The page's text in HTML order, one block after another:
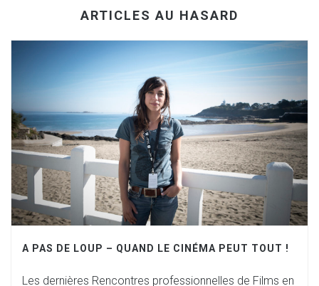
ARTICLES AU HASARD
A PAS DE LOUP – QUAND LE CINÉMA PEUT TOUT !
Les dernières Rencontres professionnelles de Films en